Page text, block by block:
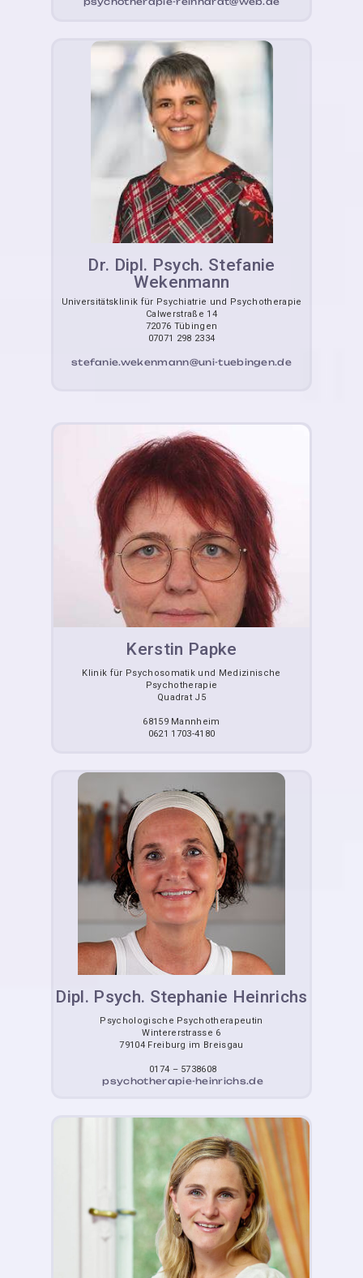
Dr. Dipl. Psych. Stefanie
Wekenmann
Universitätsklinik für Psychiatrie und Psychotherapie
Calwerstraße 14
72076 Tübingen
07071 298 2334
stefanie.wekenmann@uni-tuebingen.de
Kerstin Papke
Klinik für Psychosomatik und Medizinische
Psychotherapie
Quadrat J5
68159 Mannheim
0621 1703-4180
Dipl. Psych. Stephanie Heinrichs
Psychologische Psychotherapeutin
Wintererstrasse 6
79104 Freiburg im Breisgau
0174 – 5738608
psychotherapie-heinrichs.de